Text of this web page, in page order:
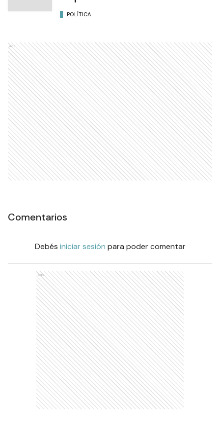
POLÍTICA
Ads
Comentarios
Debés iniciar sesión para poder comentar
Ads